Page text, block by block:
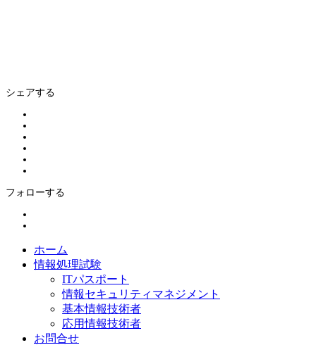
シェアする
フォローする
ホーム
情報処理試験
ITパスポート
情報セキュリティマネジメント
基本情報技術者
応用情報技術者
お問合せ